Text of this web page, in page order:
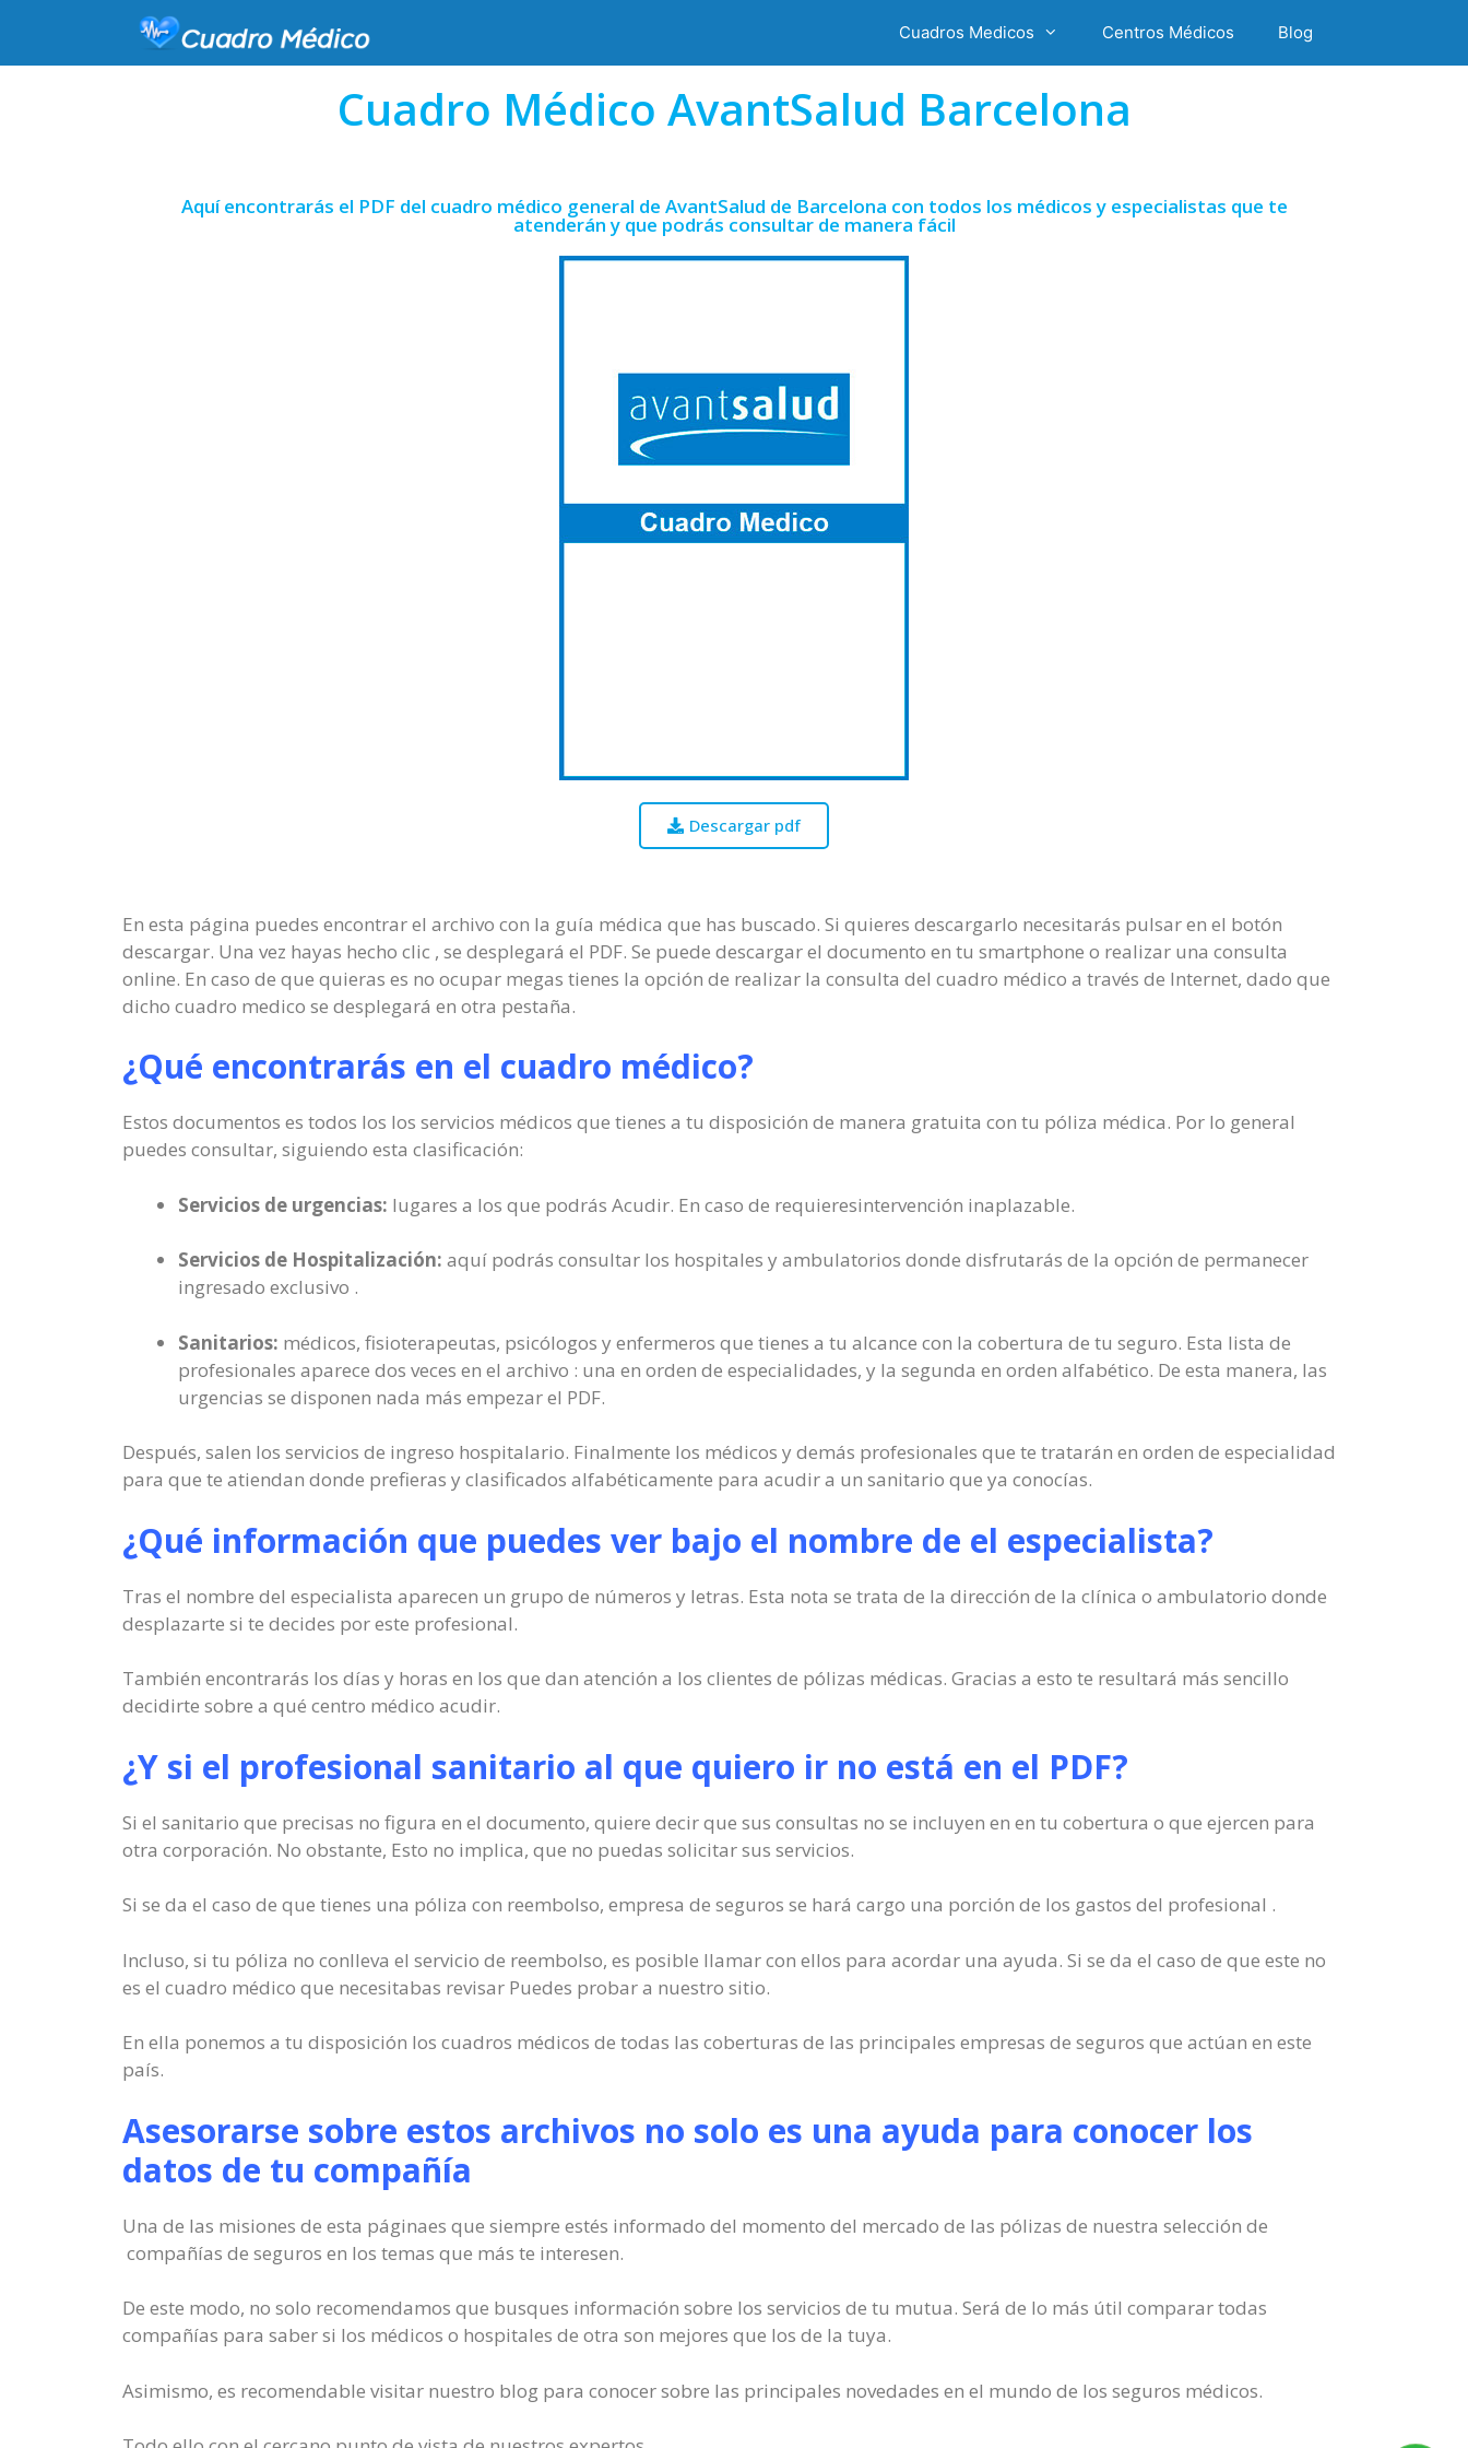
Cuadros Medicos Centros Médicos Blog
Cuadro Médico AvantSalud Barcelona
Aquí encontrarás el PDF del cuadro médico general de AvantSalud de Barcelona con todos los médicos y especialistas que te
atenderán y que podrás consultar de manera fácil
Descargar pdf
En esta página puedes encontrar el archivo con la guía médica que has buscado. Si quieres descargarlo necesitarás pulsar en el botón
descargar. Una vez hayas hecho clic , se desplegará el PDF. Se puede descargar el documento en tu smartphone o realizar una consulta
online. En caso de que quieras es no ocupar megas tienes la opción de realizar la consulta del cuadro médico a través de Internet, dado que
dicho cuadro medico se desplegará en otra pestaña.
¿Qué encontrarás en el cuadro médico?
Estos documentos es todos los los servicios médicos que tienes a tu disposición de manera gratuita con tu póliza médica. Por lo general
puedes consultar, siguiendo esta clasificación:
Servicios de urgencias: lugares a los que podrás Acudir. En caso de requieresintervención inaplazable.
Servicios de Hospitalización: aquí podrás consultar los hospitales y ambulatorios donde disfrutarás de la opción de permanecer
ingresado exclusivo .
Sanitarios: médicos, fisioterapeutas, psicólogos y enfermeros que tienes a tu alcance con la cobertura de tu seguro. Esta lista de
profesionales aparece dos veces en el archivo : una en orden de especialidades, y la segunda en orden alfabético. De esta manera, las
urgencias se disponen nada más empezar el PDF.
Después, salen los servicios de ingreso hospitalario. Finalmente los médicos y demás profesionales que te tratarán en orden de especialidad
para que te atiendan donde prefieras y clasificados alfabéticamente para acudir a un sanitario que ya conocías.
¿Qué información que puedes ver bajo el nombre de el especialista?
Tras el nombre del especialista aparecen un grupo de números y letras. Esta nota se trata de la dirección de la clínica o ambulatorio donde
desplazarte si te decides por este profesional.
También encontrarás los días y horas en los que dan atención a los clientes de pólizas médicas. Gracias a esto te resultará más sencillo
decidirte sobre a qué centro médico acudir.
¿Y si el profesional sanitario al que quiero ir no está en el PDF?
Si el sanitario que precisas no figura en el documento, quiere decir que sus consultas no se incluyen en en tu cobertura o que ejercen para
otra corporación. No obstante, Esto no implica, que no puedas solicitar sus servicios.
Si se da el caso de que tienes una póliza con reembolso, empresa de seguros se hará cargo una porción de los gastos del profesional .
Incluso, si tu póliza no conlleva el servicio de reembolso, es posible llamar con ellos para acordar una ayuda. Si se da el caso de que este no
es el cuadro médico que necesitabas revisar Puedes probar a nuestro sitio.
En ella ponemos a tu disposición los cuadros médicos de todas las coberturas de las principales empresas de seguros que actúan en este
país.
Asesorarse sobre estos archivos no solo es una ayuda para conocer los
datos de tu compañía
Una de las misiones de esta páginaes que siempre estés informado del momento del mercado de las pólizas de nuestra selección de
compañías de seguros en los temas que más te interesen.
De este modo, no solo recomendamos que busques información sobre los servicios de tu mutua. Será de lo más útil comparar todas
compañías para saber si los médicos o hospitales de otra son mejores que los de la tuya.
Asimismo, es recomendable visitar nuestro blog para conocer sobre las principales novedades en el mundo de los seguros médicos.